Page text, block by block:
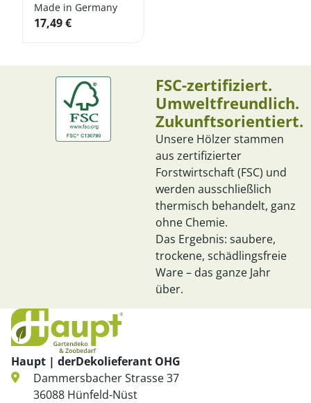
Made in Germany
17,49€
FSC-zertifiziert.
Umweltfreundlich.
Zukunftsorientiert.
Unsere Hölzer stammen
aus zertifizierter
Forstwirtschaft (FSC) und
werden ausschließlich
thermisch behandelt, ganz
ohne Chemie.
Das Ergebnis: saubere,
trockene, schädlingsfreie
Ware – das ganze Jahr
über.
Haupt | derDekolieferant OHG
Dammersbacher Strasse 37
36088 Hünfeld-Nüst